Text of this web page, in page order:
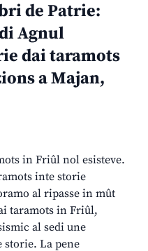
de Patrie:
Agnul
dai taramots
a Majan,
in Friûl nol esisteve.
inte storie
al ripasse in mût
taramots in Friûl,
al sedi une
storie. La pene